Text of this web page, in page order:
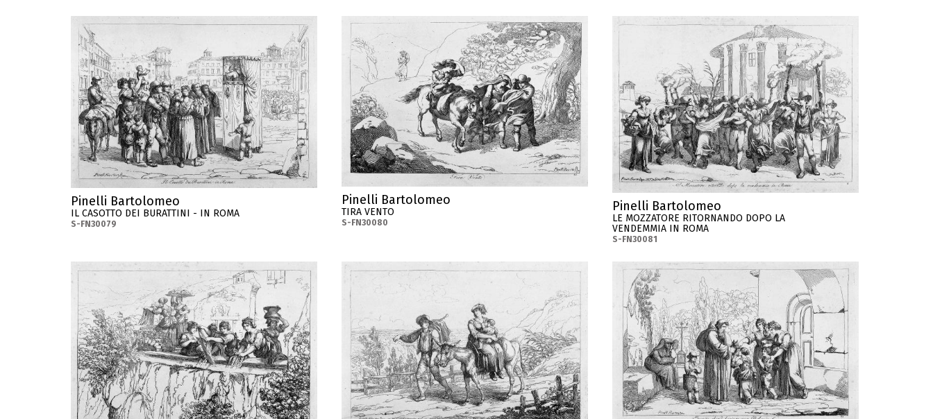
Pinelli Bartolomeo
IL CASOTTO DEI BURATTINI - IN ROMA
S-FN30079
Pinelli Bartolomeo
TIRA VENTO
S-FN30080
Pinelli Bartolomeo
LE MOZZATORE RITORNANDO DOPO LA
VENDEMMIA IN ROMA
S-FN30081